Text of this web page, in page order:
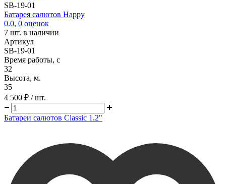
SB-19-01
Батарея салютов Happy
0.0, 0 оценок
7 шт. в наличии
Артикул
SB-19-01
Время работы, с
32
Высота, м.
35
4 500 ₽ / шт.
Батареи салютов Classic 1.2"